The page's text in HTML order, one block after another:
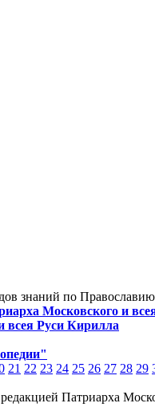
знаний по
Московского и
всея Руси Кирилла
21 22 23 24 25 26 27 28 29
Патриарха